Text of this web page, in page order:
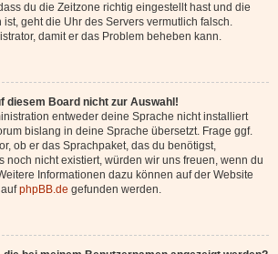
du die Zeitzone richtig eingestellt hast und die
ist, geht die Uhr des Servers vermutlich falsch.
damit er das Problem beheben kann.
diesem Board nicht zur Auswahl!
entweder deine Sprache nicht installiert
bislang in deine Sprache übersetzt. Frage ggf.
ob er das Sprachpaket, das du benötigst,
noch nicht existiert, würden wir uns freuen, wenn du
Informationen dazu können auf der Website
phpBB.de gefunden werden.